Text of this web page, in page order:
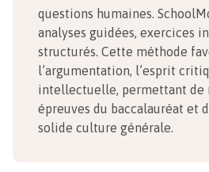
questions humaines.
analyses guidées, exercices
structurés. Cette méthode
l’argumentation, l’esprit
intellectuelle, permettant de
épreuves du baccalauréat et
solide culture générale.